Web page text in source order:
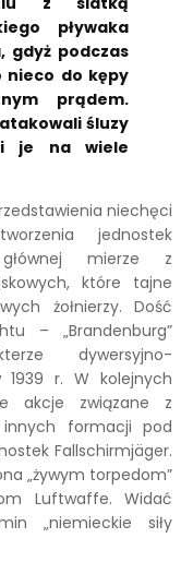
pływaka
gdyż podczas
nieco do kępy
prądem.
śluzy
je na wiele
niechęci
jednostek
mierze z
które tajne
żołnierzy. Dość
– „Brandenburg”
dywersyjno-
1939 r. W kolejnych
akcje związane z
innych formacji pod
Fallschirmjäger.
„żywym torpedom”
Luftwaffe. Widać
„niemieckie siły